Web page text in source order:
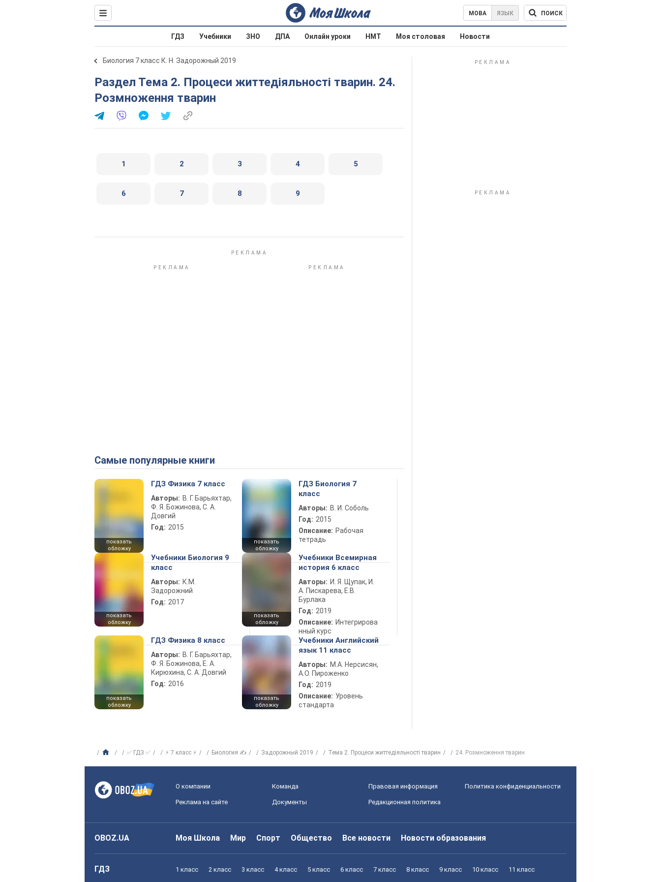
МОВА ЯЗЫК ПОИСК
ГДЗ Учебники ЗНО ДПА Онлайн уроки НМТ Моя столовая Новости
Биология 7 класс К. Н. Задорожный 2019
Раздел Тема 2. Процеси життедіяльності тварин. 24.
Розмноження тварин
1 2 3 4 5
6 7 8 9
Самые популярные книги
показать
обложку
ГДЗ Физика 7 класс
Авторы: В. Г. Барьяхтар,
Ф. Я. Божинова, С. А.
Довгий
Год: 2015
показать
обложку
ГДЗ Биология 7
класс
Авторы: В. И. Соболь
Год: 2015
Описание: Рабочая
тетрадь
показать
обложку
Учебники Биология 9
класс
Авторы: К.М.
Задорожний
Год: 2017
показать
обложку
Учебники Всемирная
история 6 класс
Авторы: И. Я. Щупак, И.
А. Пискарева, Е.В.
Бурлака
Год: 2019
Описание: Интегрирова
нный курс
показать
обложку
ГДЗ Физика 8 класс
Авторы: В. Г. Барьяхтар,
Ф. Я. Божинова, Е. А.
Кирюхина, С. А. Довгий
Год: 2016
показать
обложку
Учебники Английский
язык 11 класс
Авторы: М.А. Нерсисян,
А.О. Пироженко
Год: 2019
Описание: Уровень
стандарта
✅ ГДЗ ✅ ⚡ 7 класс ⚡ Биология ✍ Задорожный 2019 Тема 2. Процеси життедіяльності тварин 24. Розмноження тварин
О компании Команда Правовая информация Политика конфиденциальности
Реклама на сайте Документы Редакционная политика
OBOZ.UA Моя Школа Мир Спорт Общество Все новости Новости образования
ГДЗ 1 класс 2 класс 3 класс 4 класс 5 класс 6 класс 7 класс 8 класс 9 класс 10 класс 11 класс